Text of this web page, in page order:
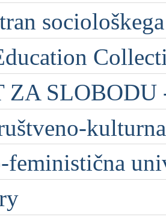
ZA SLOBODU
feministična